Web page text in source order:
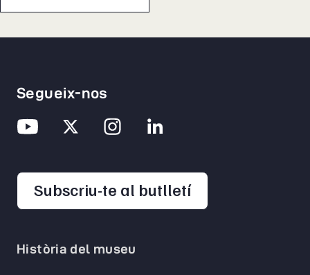
Història del museu
Segueix-nos
Subscriu-te al butlletíopens in a new